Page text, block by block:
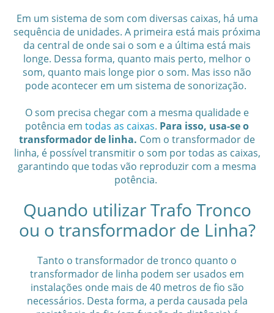
Em um sistema de som com diversas caixas, há uma
sequência de unidades. A primeira está mais próxima
da central de onde sai o som e a última está mais
longe. Dessa forma, quanto mais perto, melhor o
som, quanto mais longe pior o som. Mas isso não
pode acontecer em um sistema de sonorização.
O som precisa chegar com a mesma qualidade e
potência em todas as caixas. Para isso, usa-se o
transformador de linha. Com o transformador de
linha, é possível transmitir o som por todas as caixas,
garantindo que todas vão reproduzir com a mesma
potência.
Quando utilizar Trafo Tronco
ou o transformador de Linha?
Tanto o transformador de tronco quanto o
transformador de linha podem ser usados em
instalações onde mais de 40 metros de fio são
necessários. Desta forma, a perda causada pela